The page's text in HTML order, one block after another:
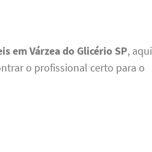
em Várzea do Glicério SP, aqui
o profissional certo para o